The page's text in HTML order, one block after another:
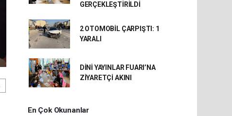
GERÇEKLEŞTİRİLDİ
2 OTOMOBİL ÇARPIŞTI: 1
YARALI
DİNİ YAYINLAR FUARI’NA
ZİYARETÇİ AKINI
En Çok Okunanlar